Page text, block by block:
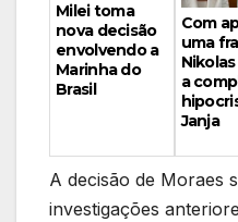
Milei toma
nova decisão
envolvendo a
Marinha do
Brasil
Com
uma
a
Janja
A decisão de Moraes
investigações